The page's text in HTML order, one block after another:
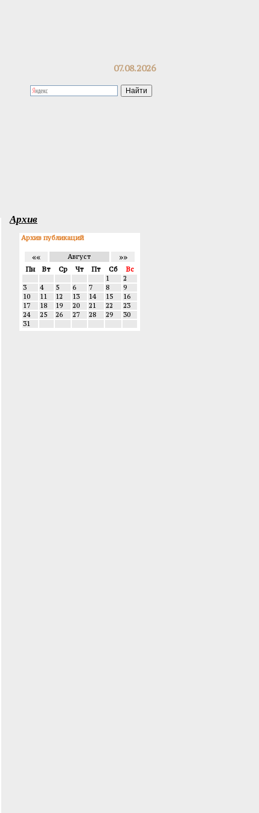
07.08.2026
Архив
Архив публикаций
«« Август »»
Пн Вт Ср Чт Пт Сб
Вс
1
2
3
4 5 6 7 8
9
10
11 12 13 14 15
16
17
18 19 20 21 22
23
24
25 26 27 28 29
30
31